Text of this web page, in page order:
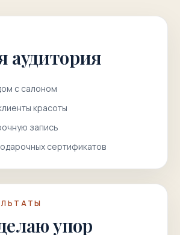
аудитория
с салоном
красоты
запись
сертификатов
упор